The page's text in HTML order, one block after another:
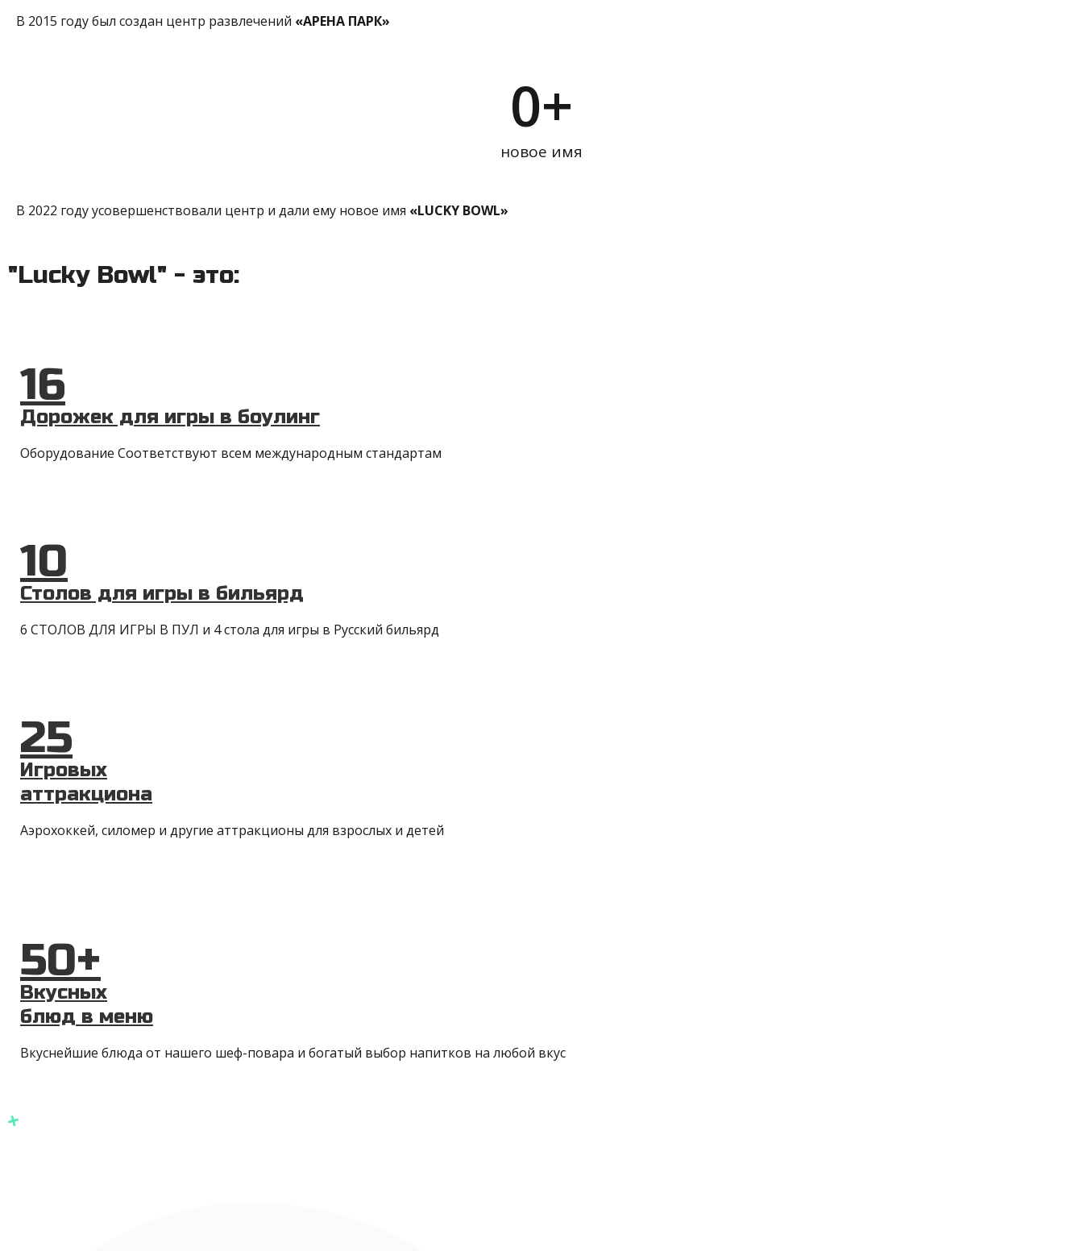
В 2015 году был создан центр развлечений «АРЕНА ПАРК»
0+
новое имя
В 2022 году усовершенствовали центр и дали ему новое имя «LUCKY BOWL»
"Lucky Bowl" - это:
16
Дорожек для игры в боулинг
Оборудование Cоответствуют всем международным стандартам
10
Столов для игры в бильярд
6 СТОЛОВ ДЛЯ ИГРЫ В ПУЛ и 4 стола для игры в Русский бильярд
25
Игровых
аттракциона
Аэрохоккей, силомер и другие аттракционы для взрослых и детей
50+
Вкусных
блюд в меню
Вкуснейшие блюда от нашего шеф-повара и богатый выбор напитков на любой вкус